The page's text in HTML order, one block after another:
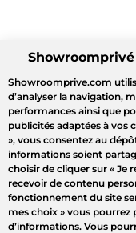
Showroomprive.com
d’analyser la navigation,
performances ainsi que
publicités adaptées à vos
», vous consentez au
informations soient
choisir de cliquer sur « Je
recevoir de contenu
fonctionnement du site
mes choix » vous pourrez
d’informations. Vous